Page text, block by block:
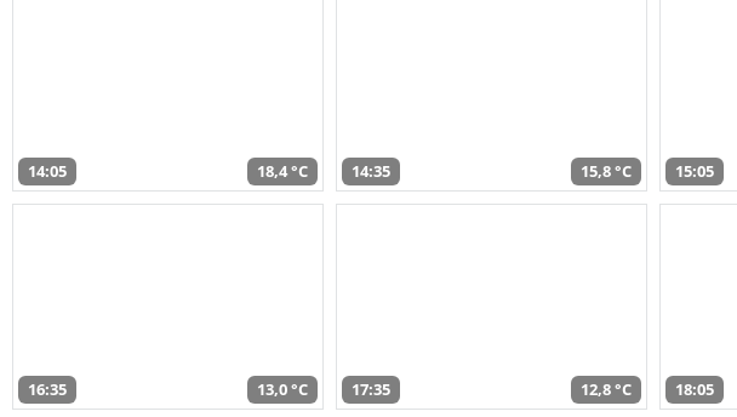
14:05 18,4 °C 14:35 15,8 °C 15:05
16:35 13,0 °C 17:35 12,8 °C 18:05